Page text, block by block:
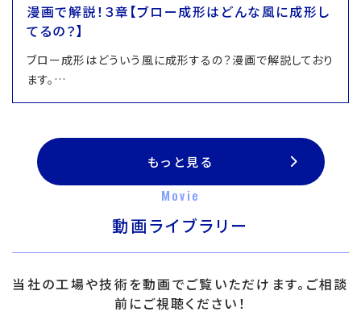
漫画で解説！３章【ブロー成形はどんな風に成形し
てるの？】
ブロー成形はどういう風に成形するの？漫画で解説しており
ます。…
もっと見る
Movie
動画ライブラリー
当社の工場や技術を動画でご覧いただけます。ご相談
前にご視聴ください！